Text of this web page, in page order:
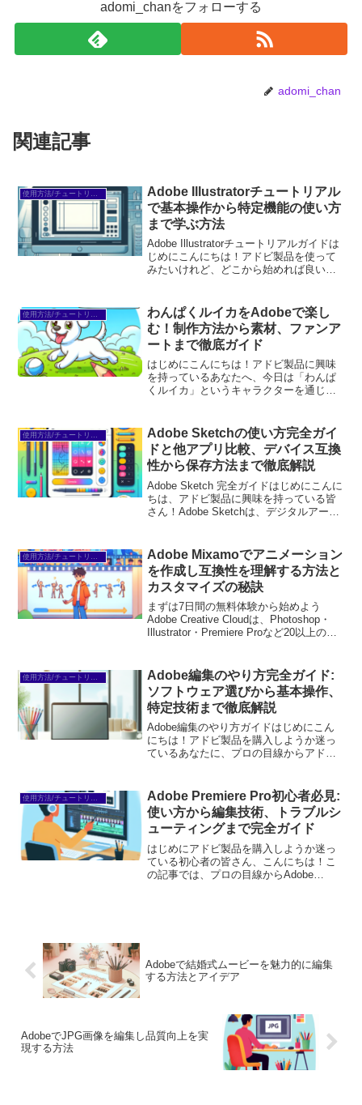
adomi_chanをフォローする
adomi_chan
関連記事
Adobe Illustratorチュートリアル
で基本操作から特定機能の使い方
まで学ぶ方法
Adobe Illustratorチュートリアルガイドは
じめにこんにちは！アドビ製品を使って
みたいけれど、どこから始めれば良いの
広げる素晴らしいツールで...
使用方法/チュートリアル
わんぱくルイカをAdobeで楽し
む！制作方法から素材、ファンア
ートまで徹底ガイド
はじめにこんにちは！アドビ製品に興味
を持っているあなたへ、今日は「わんぱ
くルイカ」というキャラクターを通じ
立つ情報が盛りだくさんですので、ぜひ
最後までお付き合いください！...
使用方法/チュートリアル
Adobe Sketchの使い方完全ガイ
ドと他アプリ比較、デバイス互換
性から保存方法まで徹底解説
Adobe Sketch 完全ガイドはじめにこんに
ちは、アドビ製品に興味を持っている皆
さん！Adobe Sketchは、デジタルアート
悩みを解決しながら、Adobe Sk...
Adobe Mixamoでアニメーション
を作成し互換性を理解する方法と
カスタマイズの秘訣
まずは7日間の無料体験から始めよう
Adobe Creative Cloudは、Photoshop・
Illustrator・Premiere Proなど20以上のア
→※...
Adobe編集のやり方完全ガイド:
ソフトウェア選びから基本操作、
特定技術まで徹底解説
Adobe編集のやり方ガイドはじめにこん
にちは！アドビ製品を購入しようか迷っ
ているあなたに、プロの目線からアドビ
ので、ぜひ最後まで読んでみてください
ね。アドビ製品を使え...
使用方法/チュートリアル
Adobe Premiere Pro初心者必見:
使い方から編集技術、トラブルシ
ューティングまで完全ガイド
はじめにアドビ製品を購入しようか迷っ
ている初心者の皆さん、こんにちは！こ
の記事では、プロの目線からAdobe
Adobeで結婚式ムービーを魅力的に編集
する方法とアイデア
AdobeでJPG画像を編集し品質向上を実
現する方法